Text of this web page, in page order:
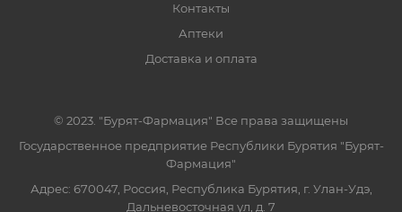
Контакты
Аптеки
Доставка и оплата
© 2023. "Бурят-Фармация" Все права защищены
Государственное предприятие Республики Бурятия "Бурят-
Фармация"
Адрес: 670047, Россия, Республика Бурятия, г. Улан-Удэ,
Дальневосточная ул, д. 7